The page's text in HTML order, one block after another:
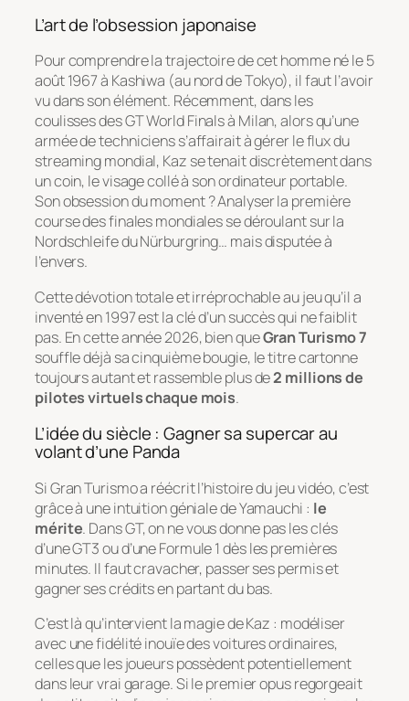
L’art de l’obsession japonaise
Pour comprendre la trajectoire de cet homme né le 5
août 1967 à Kashiwa (au nord de Tokyo), il faut l’avoir
vu dans son élément. Récemment, dans les
coulisses desGT World Finalsà Milan, alors qu’une
armée de techniciens s’affairait à gérer le flux du
streaming mondial, Kaz se tenait discrètement dans
un coin, le visage collé à son ordinateur portable.
Son obsession du moment ? Analyser la première
course des finales mondiales se déroulant sur la
Nordschleife du Nürburgring… mais disputée à
l’envers.
Cette dévotion totale et irréprochable au jeu qu’il a
inventé en 1997 est la clé d’un succès qui ne faiblit
pas. En cette année 2026, bien queGran Turismo 7
souffle déjà sa cinquième bougie, le titre cartonne
toujours autant et rassemble plus de2 millions de
pilotes virtuels chaque mois.
L’idée du siècle : Gagner sa supercar au
volant d’une Panda
Si Gran Turismo a réécrit l’histoire du jeu vidéo, c’est
grâce à une intuition géniale de Yamauchi : le
mérite. Dans GT, on ne vous donne pas les clés
d’une GT3 ou d’une Formule 1 dès les premières
minutes. Il faut cravacher, passer ses permis et
gagner ses crédits en partant du bas.
C’est là qu’intervient la magie de Kaz : modéliser
avec une fidélité inouïe des voitures ordinaires,
celles que les joueurs possèdent potentiellement
dans leur vrai garage. Si le premier opus regorgeait